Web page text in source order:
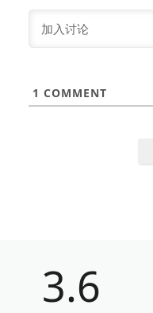
1 COMMENT
3.6